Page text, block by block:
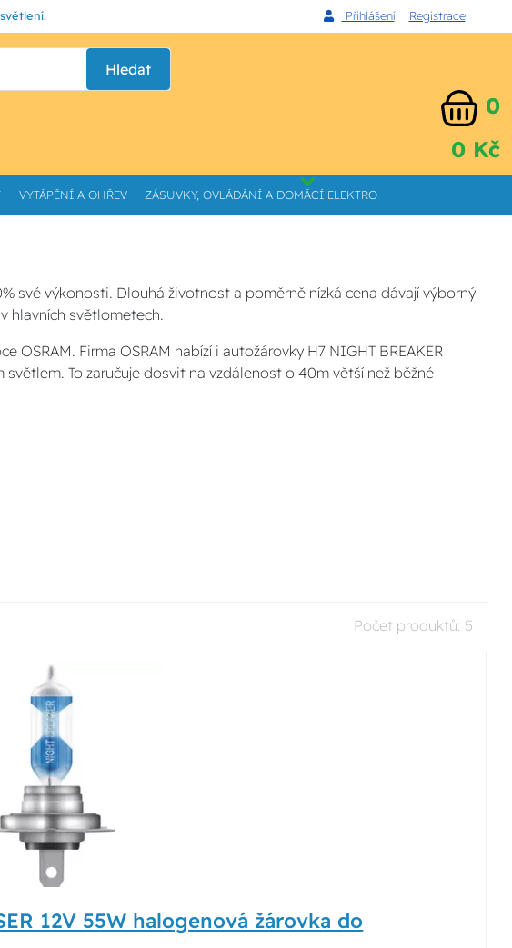
Přihlášení Registrace
Hledat
0
0 Kč
VYTÁPĚNÍ A OHŘEV ZÁSUVKY, OVLÁDÁNÍ A DOMÁCÍ ELEKTRO
své výkonosti. Dlouhá životnost a poměrně nízká cena dávají výborný
hlavních světlometech.
Firma OSRAM nabízí i autožárovky H7 NIGHT BREAKER
To zaručuje dosvit na vzdálenost o 40m větší než běžné
Počet produktů: 5
12V 55W halogenová žárovka do